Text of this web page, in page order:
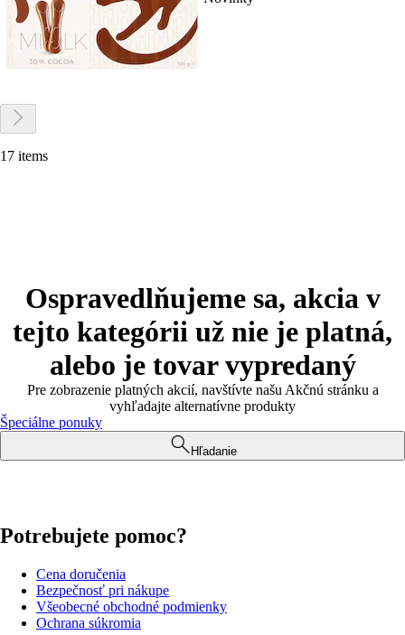
17 items
Ospravedlňujeme sa, akcia v
tejto kategórii už nie je platná,
alebo je tovar vypredaný
Pre zobrazenie platných akcií, navštívte našu Akčnú stránku a
vyhľadajte alternatívne produkty
Špeciálne ponuky
Hľadanie
Potrebujete pomoc?
Cena doručenia
Bezpečnosť pri nákupe
Všeobecné obchodné podmienky
Ochrana súkromia